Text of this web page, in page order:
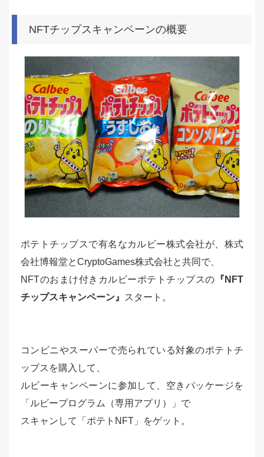
NFTチップスキャンペーンの概要
ポテトチップスで有名なカルビー株式会社が、株式
会社博報堂とCryptoGames株式会社と共同で、
NFTのおまけ付きカルビーポテトチップスの 『NFT
チップスキャンペーン』
スタート。
コンビニやスーパーで売られている対象のポテトチ
ップスを購入して、
ルビーキャンペーンに参加して、空きパッケージを
「ルビープログラム（専用アプリ）」で
スキャンして「ポテトNFT」をゲット。